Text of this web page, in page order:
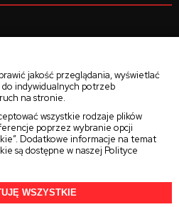
jakość przeglądania, wyświetlać
indywidualnych potrzeb
na stronie.
wszystkie rodzaje plików
poprzez wybranie opcji
Dodatkowe informacje na temat
są dostępne w naszej Polityce
WSZYSTKIE